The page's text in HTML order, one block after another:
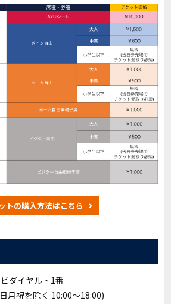
トの購入方法はこちら
ダイヤル・1番
月祝を除く 10:00〜18:00)